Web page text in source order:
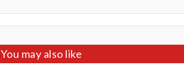
You may also like